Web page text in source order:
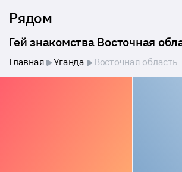
Рядом
Гей знакомства Восточная
Главная Уганда Восточная область